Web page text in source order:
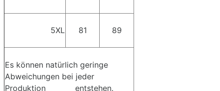
5XL 81 89
Es können natürlich geringe
Abweichungen bei jeder
Produktion entstehen.